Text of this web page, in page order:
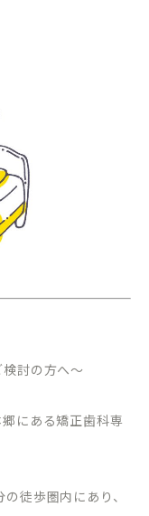
討の方へ～
にある矯正歯科専
の徒歩圏内にあり、